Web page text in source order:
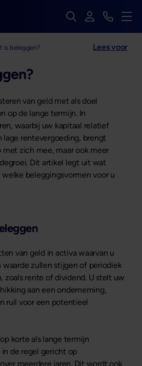
Zoek op de hele
InloggenBekijk
Menu
Mogelijk Vastgoedfinancieringen
is beleggen? Lees voor
van geld met als doel
op de lange termijn. In
waarbij uw kapitaal relatief
rentevergoeding, brengt
met zich mee, maar ook meer
Dit artikel legt uit wat
beleggingsvormen voor u
van geld in activa waarvan u
zullen stijgen of periodiek
zoals rente of dividend. U stelt uw
aan een onderneming,
ruil voor een potentieel
korte als lange termijn
in de regel gericht op
meerdere jaren. Dit wordt ook